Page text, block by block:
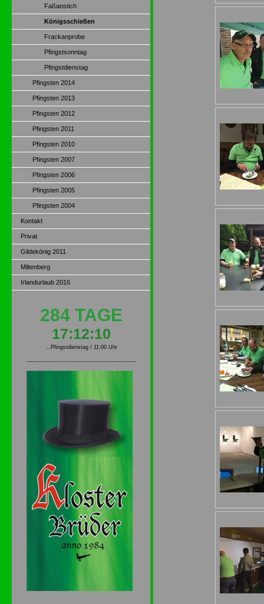
Faßanstich
Königsschießen
Frackanprobe
Pfingstsonntag
Pfingstdienstag
Pfingsten 2014
Pfingsten 2013
Pfingsten 2012
Pfingsten 2011
Pfingsten 2010
Pfingsten 2007
Pfingsten 2006
Pfingsten 2005
Pfingsten 2004
Kontakt
Privat
Gildekönig 2011
Miltenberg
Irlandurlaub 2016
284 TAGE
17:12:09
...Pfingstdienstag / 11:00 Uhr